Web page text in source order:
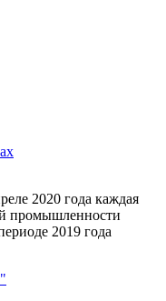
2020 года каждая
промышленности
2019 года